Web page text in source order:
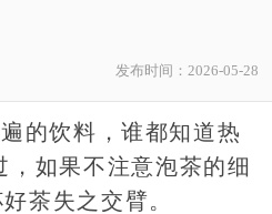
发布时间：2026-05-28
的饮料，谁都知道热
如果不注意泡茶的细
茶失之交臂。